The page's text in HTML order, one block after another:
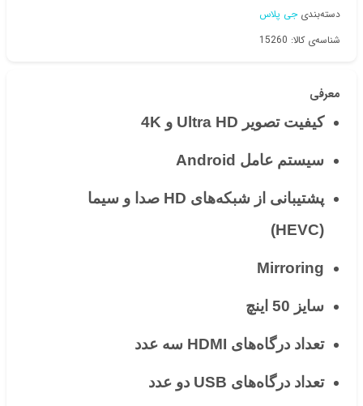
دسته‌بندی جی پلاس
شناسه‌ی کالا: 15260
معرفی
کیفیت تصویر Ultra HD و 4K
سیستم عامل Android
پشتیبانی از شبکه‌های HD صدا و سیما
(HEVC)
Mirroring
سایز 50 اینچ
تعداد درگاه‌های HDMI سه عدد
تعداد درگاه‌های USB دو عدد